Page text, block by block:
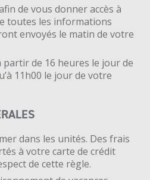
de vous donner accès à
toutes les informations
envoyés le matin de votre
partir de 16 heures le jour de
11h00 le jour de votre
dans les unités. Des frais
à votre carte de crédit
de cette règle.